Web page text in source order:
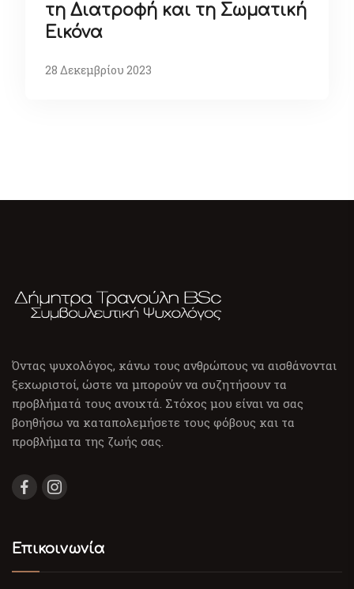
τη Διατροφή και τη Σωματική
Εικόνα
28 Δεκεμβρίου 2023
Όντας ψυχολόγος, κάνω τους ανθρώπους να αισθάνονται
ξεχωριστοί, ώστε να μπορούν να συζητήσουν τα
προβλήματά τους ανοιχτά. Στόχος μου είναι να σας
βοηθήσω να καταπολεμήσετε τους φόβους και τα
προβλήματα της ζωής σας.
Επικοινωνία